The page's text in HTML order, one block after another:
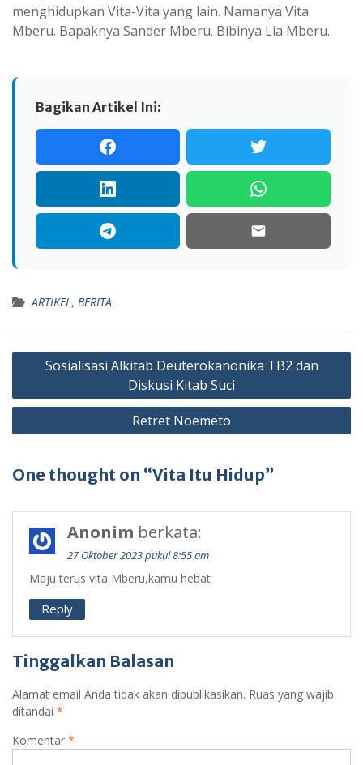
menghidupkan Vita-Vita yang lain. Namanya Vita
Mberu. Bapaknya Sander Mberu. Bibinya Lia Mberu.
Bagikan Artikel Ini:
ARTIKEL, BERITA
Navigasi
Sosialisasi Alkitab Deuterokanonika TB2 dan
Diskusi Kitab Suci
Retret Noemeto
One thought on “Vita Itu Hidup”
Anonim berkata:
27 Oktober 2023 pukul 8:55 am
Maju terus vita Mberu,kamu hebat
Reply
Tinggalkan Balasan
Alamat email Anda tidak akan dipublikasikan. Ruas yang wajib
ditandai *
Komentar *